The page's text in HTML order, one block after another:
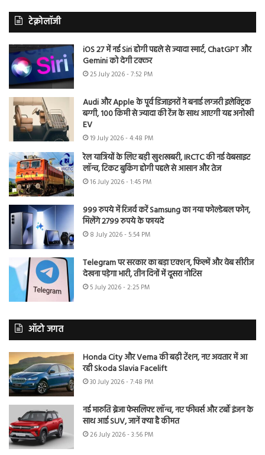
टेक्नोलॉजी
iOS 27 में नई Siri होगी पहले से ज्यादा स्मार्ट, ChatGPT और
Gemini को देगी टक्कर
25 July 2026 - 7:52 PM
Audi और Apple के पूर्व डिजाइनरों ने बनाई लग्जरी इलेक्ट्रिक
बग्गी, 100 किमी से ज्यादा की रेंज के साथ आएगी यह अनोखी
EV
19 July 2026 - 4:48 PM
रेल यात्रियों के लिए बड़ी खुशखबरी, IRCTC की नई वेबसाइट
लॉन्च, टिकट बुकिंग होगी पहले से आसान और तेज
16 July 2026 - 1:45 PM
999 रुपये में रिजर्व करें Samsung का नया फोल्डेबल फोन,
मिलेंगे 2799 रुपये के फायदे
8 July 2026 - 5:54 PM
Telegram पर सरकार का बड़ा एक्शन, फिल्में और वेब सीरीज
देखना पड़ेगा भारी, तीन दिनों में दूसरा नोटिस
5 July 2026 - 2:25 PM
ऑटो जगत
Honda City और Verna की बढ़ी टेंशन, नए अवतार में आ
रही Skoda Slavia Facelift
30 July 2026 - 7:48 PM
नई मारुति ब्रेजा फेसलिफ्ट लॉन्च, नए फीचर्स और टर्बो इंजन के
साथ आई SUV, जानें क्या है कीमत
26 July 2026 - 3:56 PM